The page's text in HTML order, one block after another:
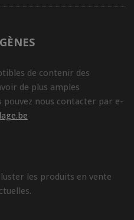
de contenir des
de plus amples
nous contacter par e-
les produits en vente